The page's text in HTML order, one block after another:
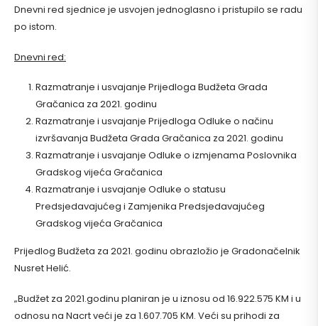
Dnevni red sjednice je usvojen jednoglasno i pristupilo se radu
po istom.
Dnevni red:
Razmatranje i usvajanje Prijedloga Budžeta Grada
Gračanica za 2021. godinu
Razmatranje i usvajanje Prijedloga Odluke o načinu
izvršavanja Budžeta Grada Gračanica za 2021. godinu
Razmatranje i usvajanje Odluke o izmjenama Poslovnika
Gradskog vijeća Gračanica
Razmatranje i usvajanje Odluke o statusu
Predsjedavajućeg i Zamjenika Predsjedavajućeg
Gradskog vijeća Gračanica
Prijedlog Budžeta za 2021. godinu obrazložio je Gradonačelnik
Nusret Helić.
„Budžet za 2021.godinu planiran je u iznosu od 16.922.575 KM i u
odnosu na Nacrt veći je za 1.607.705 KM. Veći su prihodi za